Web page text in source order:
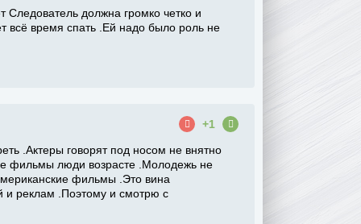
Следователь должна громко четко и
всё время спать .Ей надо было роль не
+1
.Актеры говорят под носом не внятно
фильмы люди возрасте .Молодежь не
фильмы .Это вина
и реклам .Поэтому и смотрю с